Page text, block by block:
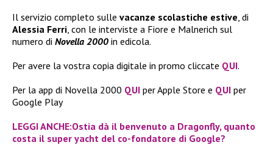
Il servizio completo sulle vacanze scolastiche estive, di
Alessia Ferri, con le interviste a Fiore e Malnerich sul
numero di Novella 2000 in edicola.
Per avere la vostra copia digitale in promo cliccate QUI.
Per la app di Novella 2000 QUI per Apple Store e QUI per
Google Play
LEGGI ANCHE:Ostia dà il benvenuto a Dragonfly, quanto
costa il super yacht del co-fondatore di Google?